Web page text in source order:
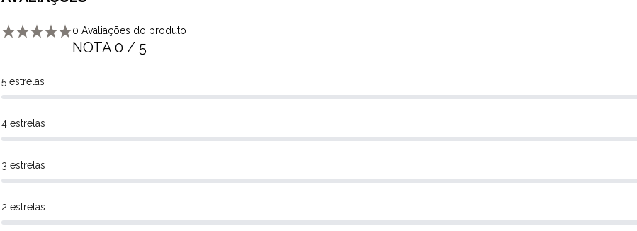
0 Avaliações do produto
NOTA 0 / 5
5 estrelas
4 estrelas
3 estrelas
2 estrelas